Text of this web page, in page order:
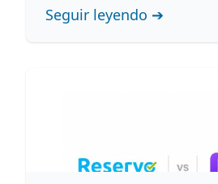
Seguir leyendo ➔